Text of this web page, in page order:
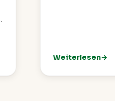
Eichenried
Weiterlesen
: TCI-